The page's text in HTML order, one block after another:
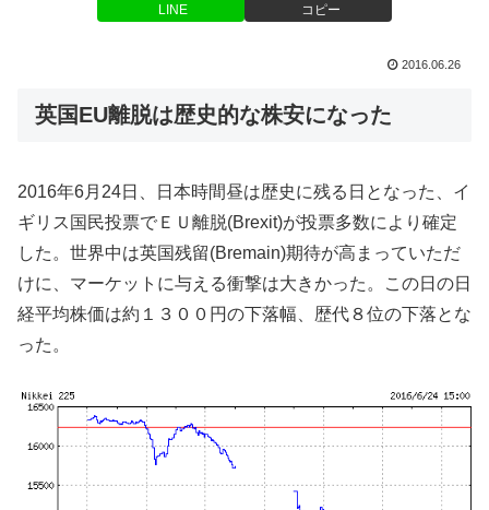
LINE コピー
2016.06.26
英国EU離脱は歴史的な株安になった
2016年6月24日、日本時間昼は歴史に残る日となった、イ
ギリス国民投票でＥＵ離脱(Brexit)が投票多数により確定
した。世界中は英国残留(Bremain)期待が高まっていただ
けに、マーケットに与える衝撃は大きかった。この日の日
経平均株価は約１３００円の下落幅、歴代８位の下落とな
った。